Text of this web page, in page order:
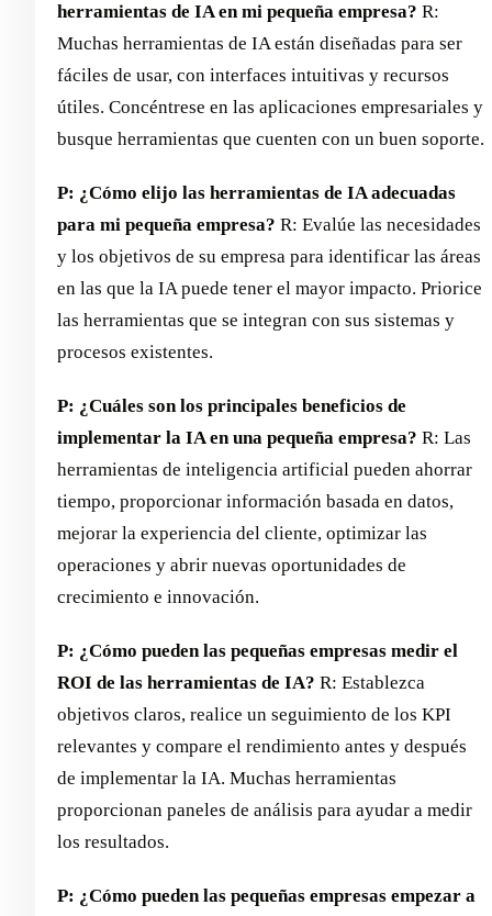
herramientas de IA en mi pequeña empresa? R:
Muchas herramientas de IA están diseñadas para ser
fáciles de usar, con interfaces intuitivas y recursos
útiles. Concéntrese en las aplicaciones empresariales y
busque herramientas que cuenten con un buen soporte.
P: ¿Cómo elijo las herramientas de IA adecuadas
para mi pequeña empresa? R: Evalúe las necesidades
y los objetivos de su empresa para identificar las áreas
en las que la IA puede tener el mayor impacto. Priorice
las herramientas que se integran con sus sistemas y
procesos existentes.
P: ¿Cuáles son los principales beneficios de
implementar la IA en una pequeña empresa? R: Las
herramientas de inteligencia artificial pueden ahorrar
tiempo, proporcionar información basada en datos,
mejorar la experiencia del cliente, optimizar las
operaciones y abrir nuevas oportunidades de
crecimiento e innovación.
P: ¿Cómo pueden las pequeñas empresas medir el
ROI de las herramientas de IA? R: Establezca
objetivos claros, realice un seguimiento de los KPI
relevantes y compare el rendimiento antes y después
de implementar la IA. Muchas herramientas
proporcionan paneles de análisis para ayudar a medir
los resultados.
P: ¿Cómo pueden las pequeñas empresas empezar a